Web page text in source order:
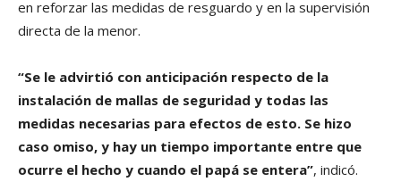
en reforzar las medidas de resguardo y en la supervisión
directa de la menor.
“Se le advirtió con anticipación respecto de la
instalación de mallas de seguridad y todas las
medidas necesarias para efectos de esto. Se hizo
caso omiso, y hay un tiempo importante entre que
ocurre el hecho y cuando el papá se entera”, indicó.